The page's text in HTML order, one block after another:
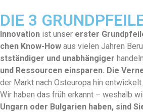
DIE 3
Inno­va­tion ist unser erster
chen Know-How aus vie­len Jahren
st­ständi­ger und unab­hängiger
und Ressourcen eins­paren. Die
der Markt nach Osteu­ropa hin entwick­elt.
Wir haben das früh erkan­nt – weshalb
Ungarn oder Bul­gar­ien haben, sind